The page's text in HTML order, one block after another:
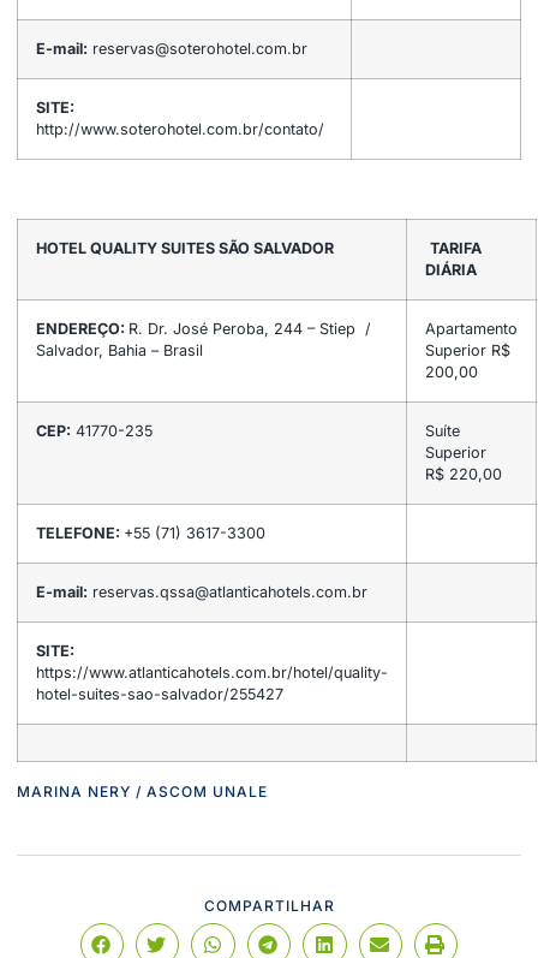
E-mail: reservas@soterohotel.com.br
SITE:
http://www.soterohotel.com.br/contato/
HOTEL QUALITY SUITES SÃO SALVADOR
TARIFA
DIÁRIA
ENDEREÇO: R. Dr. José Peroba, 244 – Stiep /
Salvador, Bahia – Brasil
Apartamento
Superior R$
200,00
CEP: 41770-235
Suíte
Superior
R$ 220,00
TELEFONE: +55 (71) 3617-3300
E-mail: reservas.qssa@atlanticahotels.com.br
SITE:
https://www.atlanticahotels.com.br/hotel/quality-
hotel-suites-sao-salvador/255427
MARINA NERY / ASCOM UNALE
COMPARTILHAR